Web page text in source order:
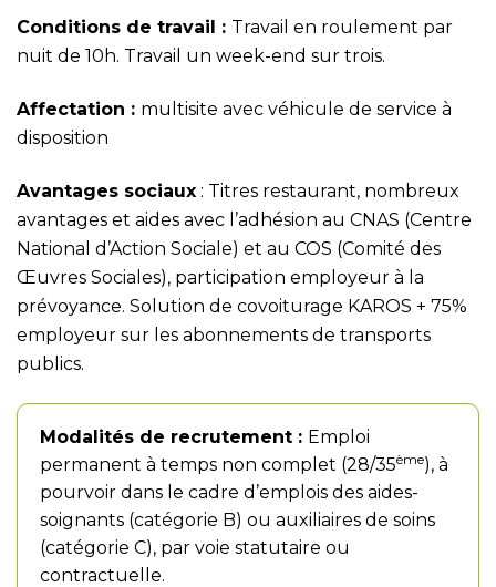
Conditions de travail : Travail en roulement par
nuit de 10h. Travail un week-end sur trois.
Affectation : multisite avec véhicule de service à
disposition
Avantages sociaux : Titres restaurant, nombreux
avantages et aides avec l’adhésion au CNAS (Centre
National d’Action Sociale) et au COS (Comité des
Œuvres Sociales), participation employeur à la
prévoyance. Solution de covoiturage KAROS + 75%
employeur sur les abonnements de transports
publics.
Modalités de recrutement : Emploi
permanent à temps non complet (28/35ème), à
pourvoir dans le cadre d’emplois des aides-
soignants (catégorie B) ou auxiliaires de soins
(catégorie C), par voie statutaire ou
contractuelle.